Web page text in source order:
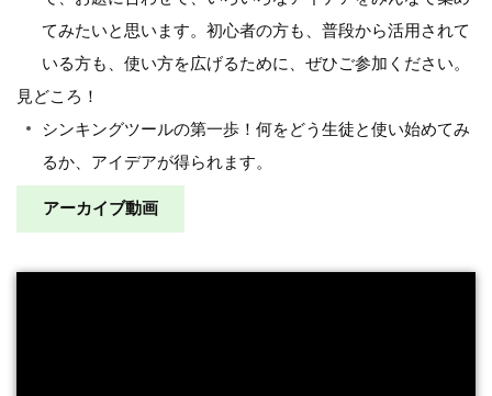
てみたいと思います。初心者の方も、普段から活用されて
いる方も、使い方を広げるために、ぜひご参加ください。
見どころ！
シンキングツールの第一歩！何をどう生徒と使い始めてみ
るか、アイデアが得られます。
アーカイブ動画